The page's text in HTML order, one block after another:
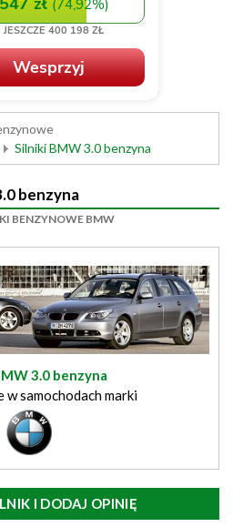
Silniki BMW 3.0 benzyna
benzyna
BENZYNOWE BMW
3.0 benzyna
w samochodach marki
I DODAJ OPINIĘ